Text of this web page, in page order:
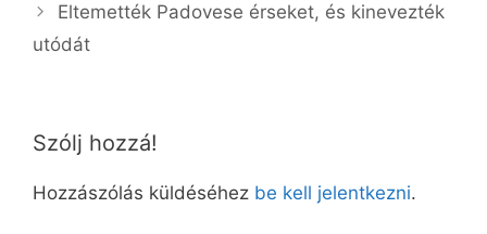
Eltemették Padovese érseket, és kinevezték
utódát
Szólj hozzá!
Hozzászólás küldéséhez be kell jelentkezni.